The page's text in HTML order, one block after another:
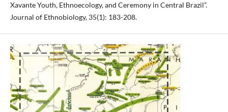
Xavante Youth, Ethnoecology, and Ceremony in Central Brazil”.
Journal of Ethnobiology, 35(1): 183-208.